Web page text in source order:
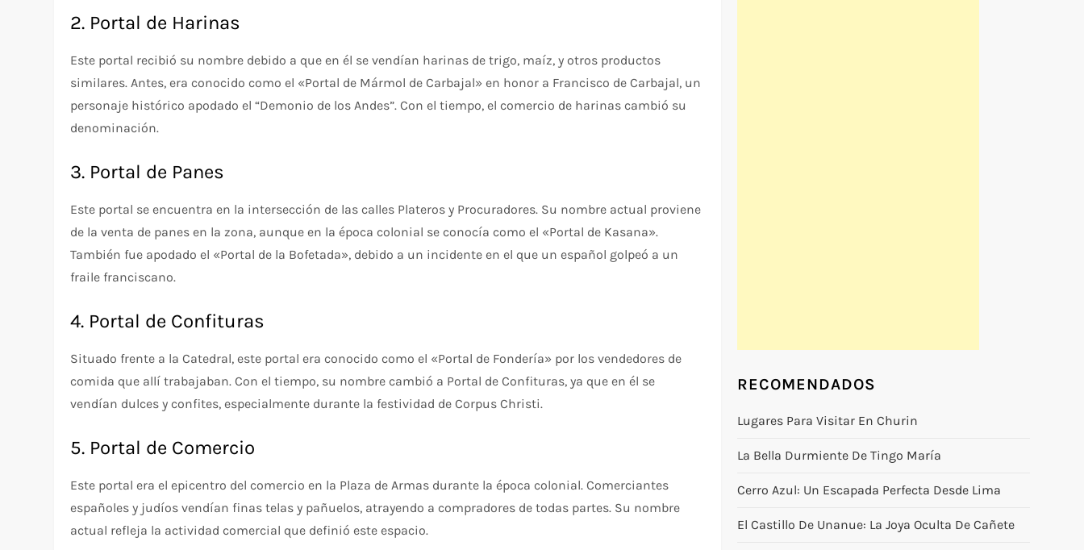
2. Portal de Harinas
Este portal recibió su nombre debido a que en él se vendían harinas de trigo, maíz, y otros productos
similares. Antes, era conocido como el «Portal de Mármol de Carbajal» en honor a Francisco de Carbajal, un
personaje histórico apodado el “Demonio de los Andes”. Con el tiempo, el comercio de harinas cambió su
denominación.
3. Portal de Panes
Este portal se encuentra en la intersección de las calles Plateros y Procuradores. Su nombre actual proviene
de la venta de panes en la zona, aunque en la época colonial se conocía como el «Portal de Kasana».
También fue apodado el «Portal de la Bofetada», debido a un incidente en el que un español golpeó a un
fraile franciscano.
4. Portal de Confituras
Situado frente a la Catedral, este portal era conocido como el «Portal de Fondería» por los vendedores de
comida que allí trabajaban. Con el tiempo, su nombre cambió a Portal de Confituras, ya que en él se
vendían dulces y confites, especialmente durante la festividad de Corpus Christi.
5. Portal de Comercio
Este portal era el epicentro del comercio en la Plaza de Armas durante la época colonial. Comerciantes
españoles y judíos vendían finas telas y pañuelos, atrayendo a compradores de todas partes. Su nombre
actual refleja la actividad comercial que definió este espacio.
RECOMENDADOS
Lugares Para Visitar En Churin
La Bella Durmiente De Tingo María
Cerro Azul: Un Escapada Perfecta Desde Lima
El Castillo De Unanue: La Joya Oculta De Cañete